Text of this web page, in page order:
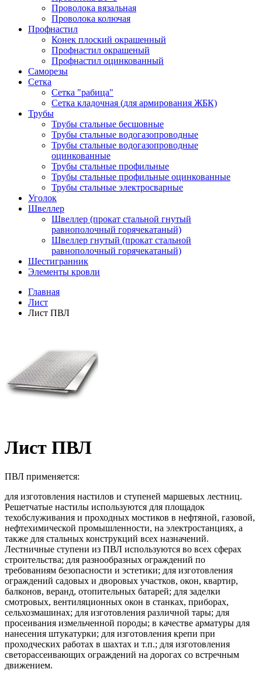
Проволока вязальная
Проволока колючая
Профнастил
Конек плоский окрашенный
Профнастил окрашеный
Профнастил оцинкованный
Саморезы
Сетка
Сетка "рабица"
Сетка кладочная (для армирования ЖБК)
Трубы
Трубы стальные бесшовные
Трубы стальные водогазопроводные
Трубы стальные водогазопроводные
оцинкованные
Трубы стальные профильные
Трубы стальные профильные оцинкованные
Трубы стальные электросварные
Уголок
Швеллер
Швеллер (прокат стальной гнутый
равнополочный горячекатаный)
Швеллер гнутый (прокат стальной
равнополочный горячекатаный)
Шестигранник
Элементы кровли
Главная
Лист
Лист ПВЛ
Лист ПВЛ
ПВЛ применяется:
для изготовления настилов и ступеней маршевых лестниц.
Решетчатые настилы используются для площадок
техобслуживания и проходных мостиков в нефтяной, газовой,
нефтехимической промышленности, на электростанциях, а
также для стальных конструкций всех назначений.
Лестничные ступени из ПВЛ используются во всех сферах
строительства; для разнообразных ограждений по
требованиям безопасности и эстетики; для изготовления
ограждений садовых и дворовых участков, окон, квартир,
балконов, веранд, отопительных батарей; для заделки
смотровых, вентиляционных окон в станках, приборах,
сельхозмашинах; для изготовления различной тары; для
просеивания измельченной породы; в качестве арматуры для
нанесения штукатурки; для изготовления крепи при
проходческих работах в шахтах и т.п.; для изготовления
светорассеивающих ограждений на дорогах со встречным
движением.